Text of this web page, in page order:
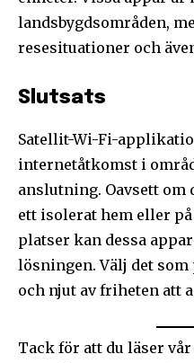
landsbygdsområden,
resesituationer och
Slutsats
Satellit-Wi-Fi-
internetåtkomst i
anslutning. Oavsett
ett isolerat hem eller
platser kan dessa
lösningen. Välj det som
och njut av friheten att
Tack för att du läser